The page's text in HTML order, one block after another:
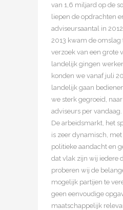
van 1,6 miljard op de
liepen de opdrachten
adviseursaantal in
2013 kwam de omslag
verzoek van een grote
landelijk gingen
konden we vanaf juli
landelijk gaan
we sterk gegroeid,
adviseurs per vandaag.
De arbeidsmarkt, het
is zeer dynamisch,
politieke aandacht en
dat vlak zijn wij iedere
proberen wij de
mogelijk partijen te
geen eenvoudige
maatschappelijk